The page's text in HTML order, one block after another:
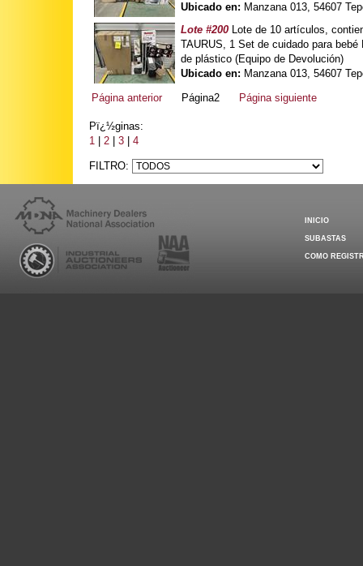
Ubicado en: Manzana 013, 54607
Lote #200 Lote de 10 artículos,
TAURUS, 1 Set de cuidado para
de plástico (Equipo de Devolución)
Ubicado en: Manzana 013, 54607
Página anteriorPágina2 Página siguiente
Pï¿½ginas:
1 | 2 | 3 | 4
FILTRO:
INICIO
SUBASTAS
COMO